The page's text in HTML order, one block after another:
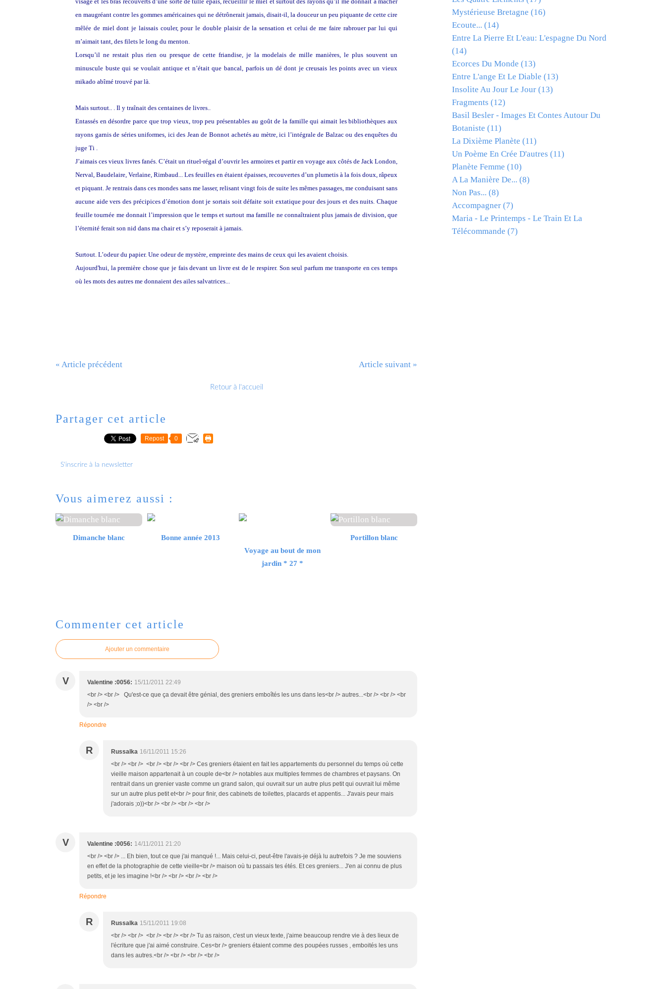
en maugréant contre les gommes américaines qui ne détrônerait jamais, disait-il, la douceur un peu piquante de cette cire
mêlée de miel dont je laissais couler, pour le double plaisir de la sensation et celui de me faire rabrouer par lui qui
m’aimait tant, des filets le long du menton.
Lorsqu’il ne restait plus rien ou presque de cette friandise, je la modelais de mille manières, le plus souvent un
minuscule buste qui se voulait antique et n’était que bancal, parfois un dé dont je creusais les points avec un vieux
mikado abîmé trouvé par là.
Mais surtout.. . Il y traînait des centaines de livres..
Entassés en désordre parce que trop vieux, trop peu présentables au goût de la famille qui aimait les bibliothèques aux
rayons garnis de séries uniformes, ici des Jean de Bonnot achetés au mètre, ici l’intégrale de Balzac ou des enquêtes du
juge Ti .
J’aimais ces vieux livres fanés. C’était un rituel-régal d’ouvrir les armoires et partir en voyage aux côtés de Jack London,
Nerval, Baudelaire, Verlaine, Rimbaud... Les feuilles en étaient épaisses, recouvertes d’un plumetis à la fois doux, râpeux
et piquant. Je rentrais dans ces mondes sans me lasser, relisant vingt fois de suite les mêmes passages, me conduisant sans
aucune aide vers des précipices d’émotion dont je sortais soit défaite soit extatique pour des jours et des nuits. Chaque
feuille tournée me donnait l’impression que le temps et surtout ma famille ne connaîtraient plus jamais de division, que
l’éternité ferait son nid dans ma chair et s’y reposerait à jamais.
Surtout. L’odeur du papier. Une odeur de mystère, empreinte des mains de ceux qui les avaient choisis.
Aujourd'hui, la première chose que je fais devant un livre est de le respirer. Son seul parfum me transporte en ces temps
où les mots des autres me donnaient des ailes salvatrices...
« Article précédent Article suivant »
Retour à l'accueil
Partager cet article
Repost 0
S'inscrire à la newsletter
Vous aimerez aussi :
Dimanche blanc
Bonne année 2013
Voyage au bout de mon
jardin * 27 *
Portillon blanc
Commenter cet article
Ajouter un commentaire
V Valentine :0056: 15/11/2011 22:49
<br /> <br /> Qu'est-ce que ça devait être génial, des greniers emboîtés les uns dans les<br /> autres...<br /> <br /> <br
/> <br />
Répondre
R Russalka 16/11/2011 15:26
<br /> <br /> <br /> <br /> <br /> Ces greniers étaient en fait les appartements du personnel du temps où cette
vieille maison appartenait à un couple de<br /> notables aux multiples femmes de chambres et paysans. On
rentrait dans un grenier vaste comme un grand salon, qui ouvrait sur un autre plus petit qui ouvrait lui même
sur un autre plus petit et<br /> pour finir, des cabinets de toilettes, placards et appentis... J'avais peur mais
j'adorais ;o))<br /> <br /> <br /> <br />
V Valentine :0056: 14/11/2011 21:20
<br /> <br /> ... Eh bien, tout ce que j'ai manqué !... Mais celui-ci, peut-être l'avais-je déjà lu autrefois ? Je me souviens
en effet de la photographie de cette vieille<br /> maison où tu passais tes étés. Et ces greniers... J'en ai connu de plus
petits, et je les imagine !<br /> <br /> <br /> <br />
Répondre
R Russalka 15/11/2011 19:08
<br /> <br /> <br /> <br /> <br /> Tu as raison, c'est un vieux texte, j'aime beaucoup rendre vie à des lieux de
l'écriture que j'ai aimé construire. Ces<br /> greniers étaient comme des poupées russes , emboités les uns
dans les autres.<br /> <br /> <br /> <br />
Mystérieuse Bretagne (16)
Ecoute... (14)
Entre La Pierre Et L'eau: L'espagne Du Nord
(14)
Ecorces Du Monde (13)
Entre L'ange Et Le Diable (13)
Insolite Au Jour Le Jour (13)
Fragments (12)
Basil Besler - Images Et Contes Autour Du
Botaniste (11)
La Dixième Planète (11)
Un Poème En Crée D'autres (11)
Planète Femme (10)
A La Manière De... (8)
Non Pas... (8)
Accompagner (7)
Maria - Le Printemps - Le Train Et La
Télécommande (7)